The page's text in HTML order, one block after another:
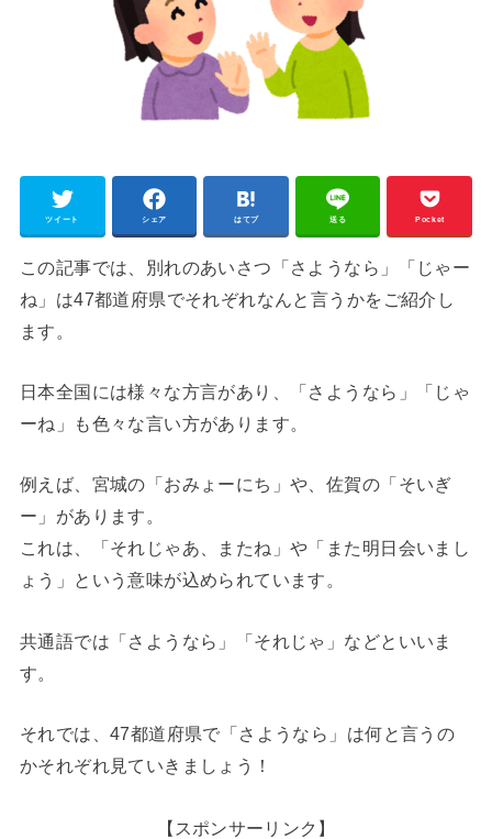
ツイート シェア はてブ 送る Pocket
この記事では、別れのあいさつ「さようなら」「じゃー
ね」は47都道府県でそれぞれなんと言うかをご紹介し
ます。
日本全国には様々な方言があり、「さようなら」「じゃ
ーね」も色々な言い方があります。
例えば、宮城の「おみょーにち」や、佐賀の「そいぎ
ー」があります。
これは、「それじゃあ、またね」や「また明日会いまし
ょう」という意味が込められています。
共通語では「さようなら」「それじゃ」などといいま
す。
それでは、47都道府県で「さようなら」は何と言うの
かそれぞれ見ていきましょう！
【スポンサーリンク】